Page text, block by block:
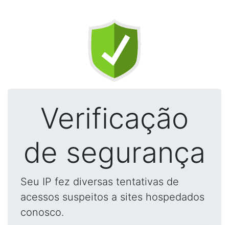
Verificação
de segurança
Seu IP fez diversas tentativas de
acessos suspeitos a sites hospedados
conosco.